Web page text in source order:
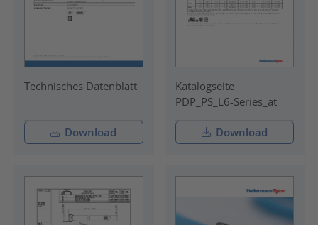
Technisches Datenblatt
Download
Katalogseite
PDP_PS_L6-Series_at
Download